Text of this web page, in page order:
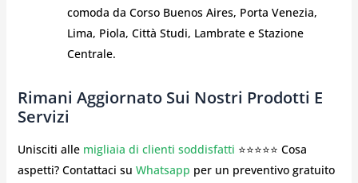
comoda da Corso Buenos Aires, Porta Venezia,
Lima, Piola, Città Studi, Lambrate e Stazione
Centrale.
Rimani Aggiornato Sui Nostri Prodotti E
Servizi
Unisciti alle migliaia di clienti soddisfatti ⭐⭐⭐⭐⭐ Cosa
aspetti? Contattaci su Whatsapp per un preventivo gratuito